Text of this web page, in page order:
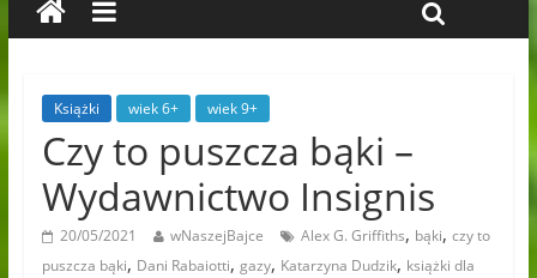
Książki wiek 6+ wiek 9+
Czy to puszcza bąki –
Wydawnictwo Insignis
20/05/2021 wNaszejBajce Alex G. Griffiths, bąki, czy to
puszcza bąki, Dani Rabaiotti, gazy, Katarzyna Dudzik, książki dla